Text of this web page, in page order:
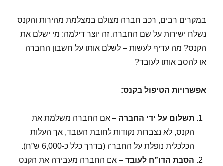
במקרים רבים, רכב חברה מצולם במצלמת מהירות והקנס
נשלח ישירות על שם החברה. זה יוצר דילמה: מי ישלם את
הקנס? מה עדיף לעשות – לשלם אותו על חשבון החברה
או להסב אותו לעובד?
אפשרויות הטיפול בקנס:
תשלום על ידי החברה – אם החברה משלמת את
הקנס, לא נצברות נקודות לחובת העובד, אך העלות
הכלכלית נופלת על החברה (בדרך כלל כ-6,000 ש”ח).
הסבת הדו”ח לעובד – אם החברה מעבירה את הקנס